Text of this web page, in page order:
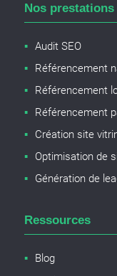
Nos prestations
Audit SEO
Référencement
Référencement
Référencement
Création site
Optimisation de
Génération de
Ressources
Blog